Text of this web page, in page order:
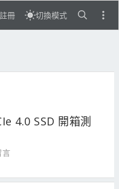
註冊 切換模式
4.0 SSD 開箱測
言